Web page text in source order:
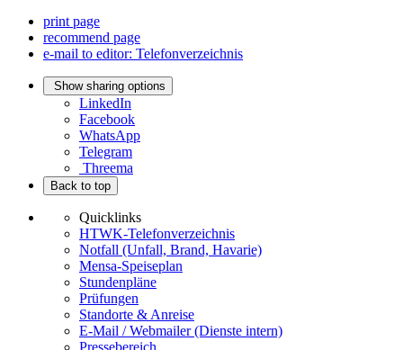
print page
recommend page
e-mail to editor: Telefonverzeichnis
Show sharing options
LinkedIn
Facebook
WhatsApp
Telegram
Threema
Back to top
Quicklinks
HTWK-Telefonverzeichnis
Notfall (Unfall, Brand, Havarie)
Mensa-Speiseplan
Stundenpläne
Prüfungen
Standorte & Anreise
E-Mail / Webmailer (Dienste intern)